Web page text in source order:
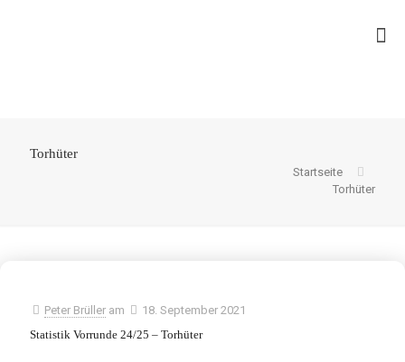
Torhüter
Startseite
Torhüter
Peter Brüller am
18. September 2021
Statistik Vorrunde 24/25 – Torhüter